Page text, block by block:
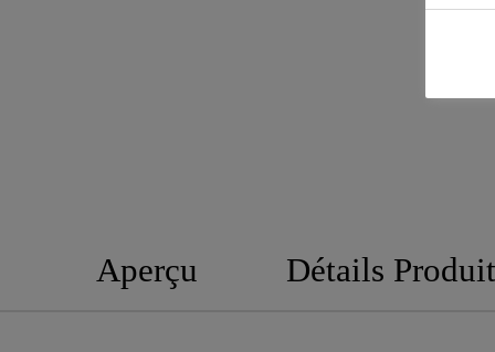
Aperçu Détails Produit